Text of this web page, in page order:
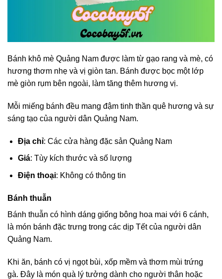
Bánh khô mè Quảng Nam được làm từ gạo rang và mè, có
hương thơm nhẹ và vị giòn tan. Bánh được bọc một lớp
mè giòn rụm bên ngoài, làm tăng thêm hương vị.
Mỗi miếng bánh đều mang đậm tinh thần quê hương và sự
sáng tạo của người dân Quảng Nam.
Địa chỉ: Các cửa hàng đặc sản Quảng Nam
Giá: Tùy kích thước và số lượng
Điện thoại: Không có thông tin
Bánh thuẫn
Bánh thuẫn có hình dáng giống bông hoa mai với 6 cánh,
là món bánh đặc trưng trong các dịp Tết của người dân
Quảng Nam.
Khi ăn, bánh có vị ngọt bùi, xốp mềm và thơm mùi trứng
gà. Đây là món quà lý tưởng dành cho người thân hoặc